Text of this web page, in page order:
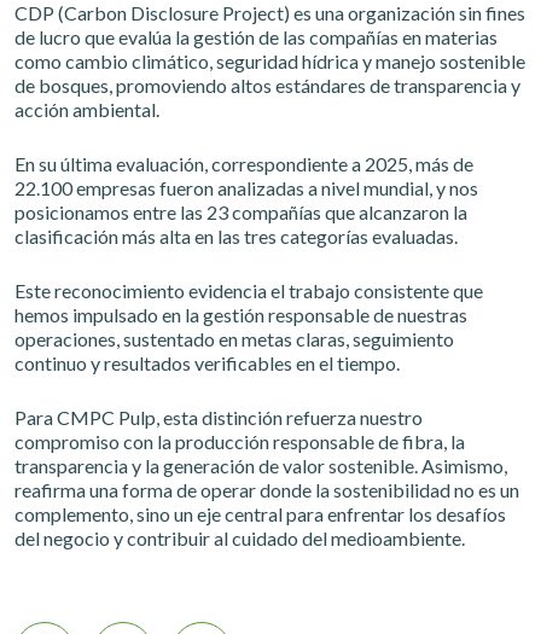
CDP (Carbon Disclosure Project) es una organización sin fines
de lucro que evalúa la gestión de las compañías en materias
como cambio climático, seguridad hídrica y manejo sostenible
de bosques, promoviendo altos estándares de transparencia y
acción ambiental.
En su última evaluación, correspondiente a 2025, más de
22.100 empresas fueron analizadas a nivel mundial, y nos
posicionamos entre las 23 compañías que alcanzaron la
clasificación más alta en las tres categorías evaluadas.
Este reconocimiento evidencia el trabajo consistente que
hemos impulsado en la gestión responsable de nuestras
operaciones, sustentado en metas claras, seguimiento
continuo y resultados verificables en el tiempo.
Para CMPC Pulp, esta distinción refuerza nuestro
compromiso con la producción responsable de fibra, la
transparencia y la generación de valor sostenible. Asimismo,
reafirma una forma de operar donde la sostenibilidad no es un
complemento, sino un eje central para enfrentar los desafíos
del negocio y contribuir al cuidado del medioambiente.